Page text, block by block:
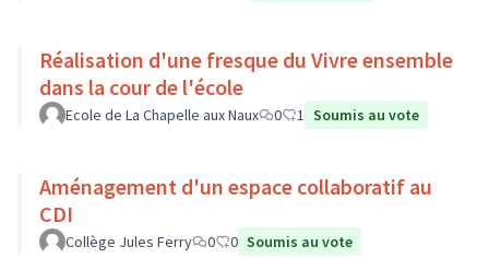
Réalisation d'une fresque du Vivre ensemble
dans la cour de l'école
Ecole de La Chapelle aux Naux 0 1 Soumis au vote
Aménagement d'un espace collaboratif au
CDI
Collège Jules Ferry 0 0 Soumis au vote